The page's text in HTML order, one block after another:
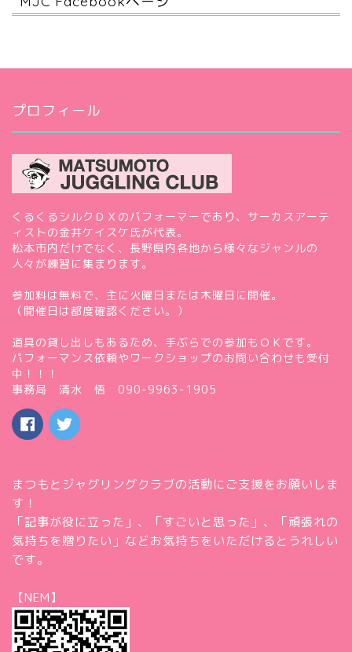
プロフィール
くるくるシルクＤＸのパフォーマーであり、サーカスアーテ
ィストの金井ケイスケ氏が代表。
松本市内だけでなく、長野県内各地から様々なジャンルの
人々が練習に集まります。
参加料は無料で、主に火曜日または木曜日に開催。
（開催日は都度確認ください。）
道具の貸し出しもあるため、手ぶらでの参加もＯＫです。
パフォーマンス依頼やワークショップのお問い合わせも受付
中！！！
事務局 清水 悟 090-9963-1905
まつもとジャグリングクラブの活動にご支援をお願いしま
す！
「記事が役に立った」、「すごいと思った」、「頑張れの
気持ちを贈りたい」などお気持ちをいただけるとうれしい
です。
【NEM】